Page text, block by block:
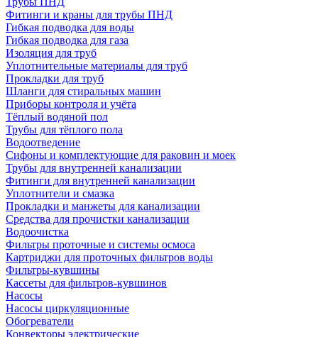
Фитинги и краны для трубы ПНД
Гибкая подводка для воды
Гибкая подводка для газа
Изоляция для труб
Уплотнительные материалы для труб
Прокладки для труб
Шланги для стиральных машин
Приборы контроля и учёта
Тёплый водяной пол
Трубы для тёплого пола
Водоотведение
Сифоны и комплектующие для раковин и моек
Трубы для внутренней канализации
Фитинги для внутренней канализации
Уплотнители и смазка
Прокладки и манжеты для канализации
Средства для прочистки канализации
Водоочистка
Фильтры проточные и системы осмоса
Картриджи для проточных фильтров воды
Фильтры-кувшины
Кассеты для фильтров-кувшинов
Насосы
Насосы циркуляционные
Обогреватели
Конвекторы электрические